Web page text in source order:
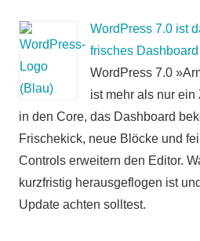
WordPress 7.0 ist
frisches Dashboard
WordPress 7.0
ist mehr als nur ein
in den Core, das Dashboard
Frischekick, neue Blöcke und
Controls erweitern den Editor.
kurzfristig herausgeflogen ist
Update achten solltest.